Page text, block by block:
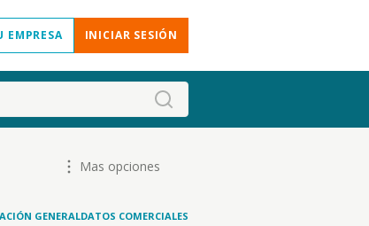
EMPRESA INICIAR SESIÓN
Mas opciones
GENERALDATOS COMERCIALES